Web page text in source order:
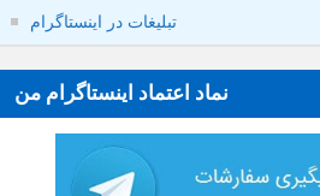
تبلیغات در اینستاگرام
نماد اعتماد اینستاگرام من